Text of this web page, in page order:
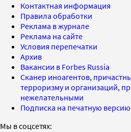
Контактная информация
Правила обработки
Реклама в журнале
Реклама на сайте
Условия перепечатки
Архив
Вакансии в Forbes Russia
Сканер иноагентов,
терроризму и организаций,
нежелательными
Подписка на печатную
Мы в соцсетях: